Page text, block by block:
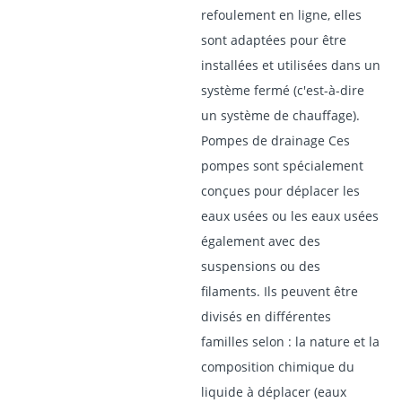
refoulement en ligne, elles
sont adaptées pour être
installées et utilisées dans un
système fermé (c'est-à-dire
un système de chauffage).
Pompes de drainage Ces
pompes sont spécialement
conçues pour déplacer les
eaux usées ou les eaux usées
également avec des
suspensions ou des
filaments. Ils peuvent être
divisés en différentes
familles selon : la nature et la
composition chimique du
liquide à déplacer (eaux